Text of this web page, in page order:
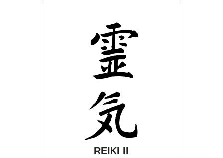
REIKI II